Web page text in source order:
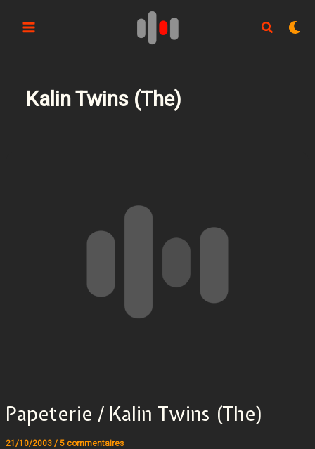
Kalin Twins (The)
Papeterie / Kalin Twins (The)
21/10/2003 / 5 commentaires